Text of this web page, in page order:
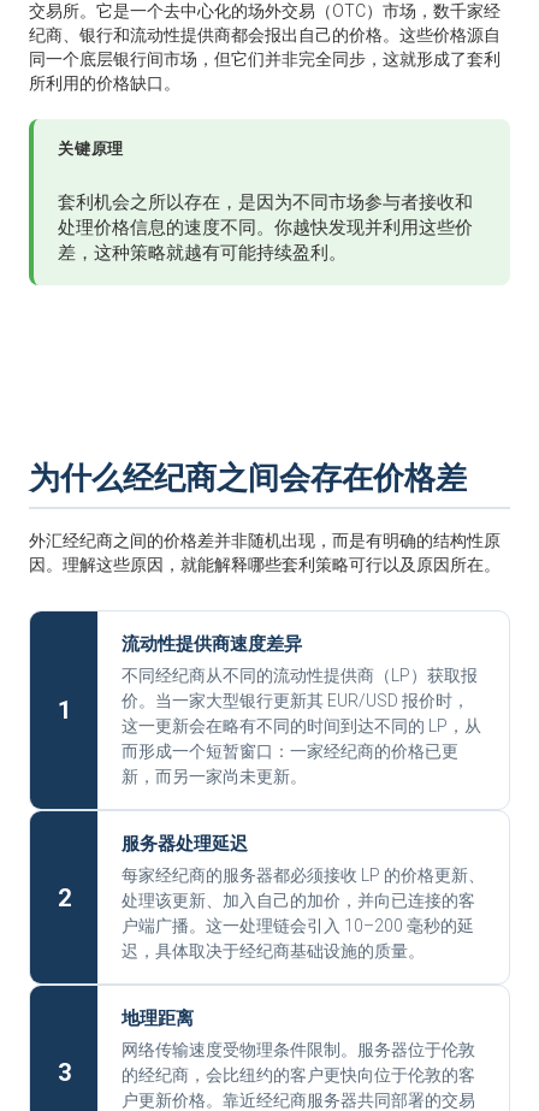
交易所。它是一个去中心化的场外交易（OTC）市场，数千家经
纪商、银行和流动性提供商都会报出自己的价格。这些价格源自
同一个底层银行间市场，但它们并非完全同步，这就形成了套利
所利用的价格缺口。
关键原理
套利机会之所以存在，是因为不同市场参与者接收和
处理价格信息的速度不同。你越快发现并利用这些价
差，这种策略就越有可能持续盈利。
为什么经纪商之间会存在价格差
外汇经纪商之间的价格差并非随机出现，而是有明确的结构性原
因。理解这些原因，就能解释哪些套利策略可行以及原因所在。
1
流动性提供商速度差异
不同经纪商从不同的流动性提供商（LP）获取报
价。当一家大型银行更新其 EUR/USD 报价时，
这一更新会在略有不同的时间到达不同的 LP，从
而形成一个短暂窗口：一家经纪商的价格已更
新，而另一家尚未更新。
2
服务器处理延迟
每家经纪商的服务器都必须接收 LP 的价格更新、
处理该更新、加入自己的加价，并向已连接的客
户端广播。这一处理链会引入 10–200 毫秒的延
迟，具体取决于经纪商基础设施的质量。
3
地理距离
网络传输速度受物理条件限制。服务器位于伦敦
的经纪商，会比纽约的客户更快向位于伦敦的客
户更新价格。靠近经纪商服务器共同部署的交易